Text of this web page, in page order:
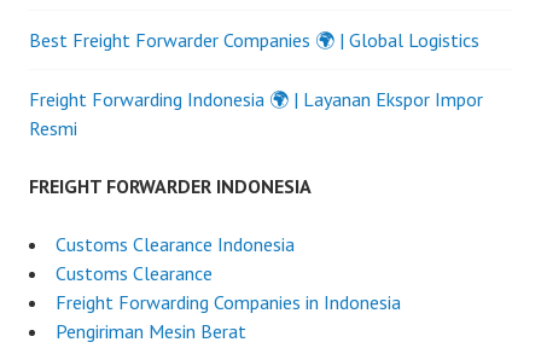
Best Freight Forwarder Companies 🌍 | Global Logistics
Freight Forwarding Indonesia 🌍 | Layanan Ekspor Impor
Resmi
FREIGHT FORWARDER INDONESIA
Customs Clearance Indonesia
Customs Clearance
Freight Forwarding Companies in Indonesia
Pengiriman Mesin Berat